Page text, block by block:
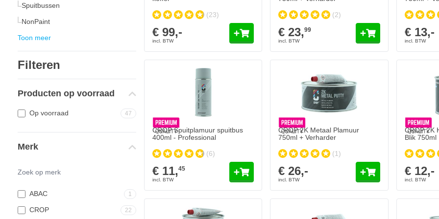
Spuitbussen
NonPaint
Toon meer
Filteren
Producten op voorraad
Op voorraad 47
Merk
ABAC 1
CROP 22
(23)
€ 99,-
(2)
€ 23,99 € 13,-
CROP Spuitplamuur spuitbus
400ml - Professional
(6)
€ 11,45
CROP 2K Metaal Plamuur
750ml + Verharder
(1)
€ 26,-
CROP 2K
Blik 750ml
€ 12,-